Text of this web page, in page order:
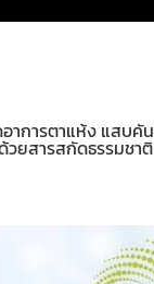
าการตาแห้ง แสบคัน
วยสารสกัดธรรมชาติ